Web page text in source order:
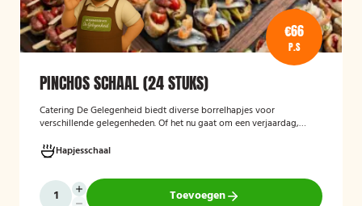
€66
P.S
PINCHOS SCHAAL (24 STUKS)
Catering De Gelegenheid biedt diverse borrelhapjes voor
verschillende gelegenheden. Of het nu gaat om een verjaardag,
Hieronder ziet u een selectie uit ons aanbod. De Poncho's schaal is
geschikt voor maximaal 6 personen
Hapjesschaal
Toevoegen